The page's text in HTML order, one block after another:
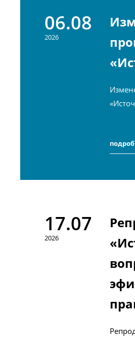
06.08
2026
17.07
2026